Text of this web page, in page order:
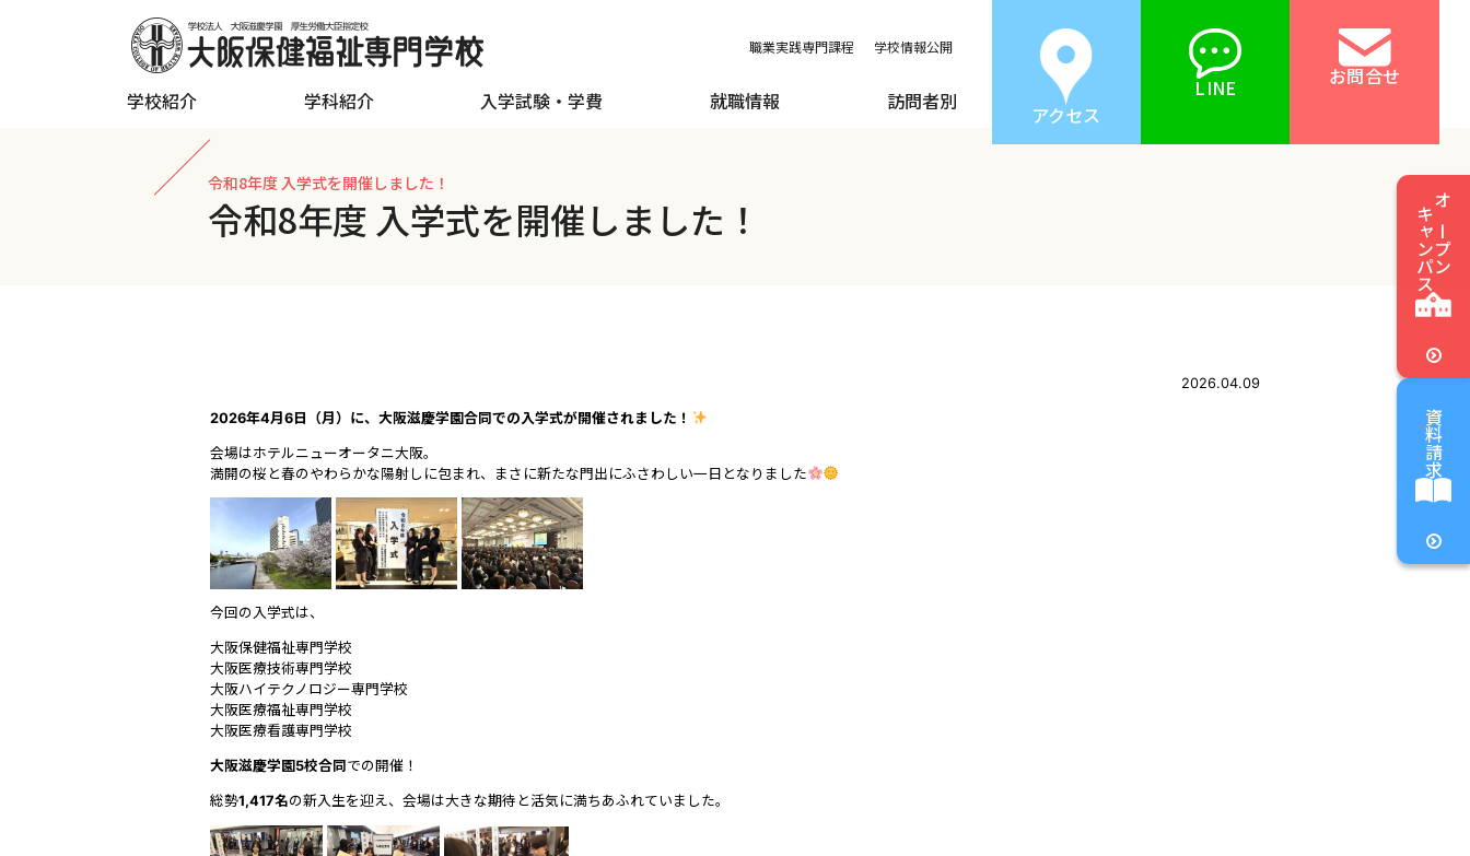
職業実践専門課程 学校情報公開
学校紹介 学科紹介 入学試験・学費 就職情報 訪問者別
アクセス
LINE お問合せ
オープン
キャンパス
資料請求
令和8年度 入学式を開催しました！
令和8年度 入学式を開催しました！
2026.04.09
2026年4月6日（月）に、大阪滋慶学園合同での入学式が開催されました！
会場はホテルニューオータニ大阪。
満開の桜と春のやわらかな陽射しに包まれ、まさに新たな門出にふさわしい一日となりました
今回の入学式は、
大阪保健福祉専門学校
大阪医療技術専門学校
大阪ハイテクノロジー専門学校
大阪医療福祉専門学校
大阪医療看護専門学校
大阪滋慶学園5校合同 での開催！
総勢1,417名の新入生を迎え、会場は大きな期待と活気に満ちあふれていました。